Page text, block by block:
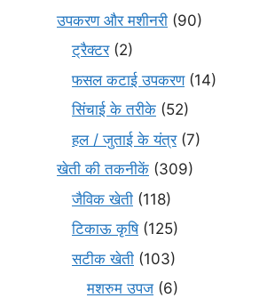
उपकरण और मशीनरी (90)
ट्रैक्टर(2)
फसल कटाई उपकरण(14)
सिंचाई के तरीके (52)
हल / जुताई के यंत्र(7)
खेती की तकनीकें (309)
जैविक खेती (118)
टिकाऊ कृषि(125)
सटीक खेती (103)
मशरुम उपज (6)